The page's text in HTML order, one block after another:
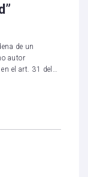
de un
autor
el art. 31 del…